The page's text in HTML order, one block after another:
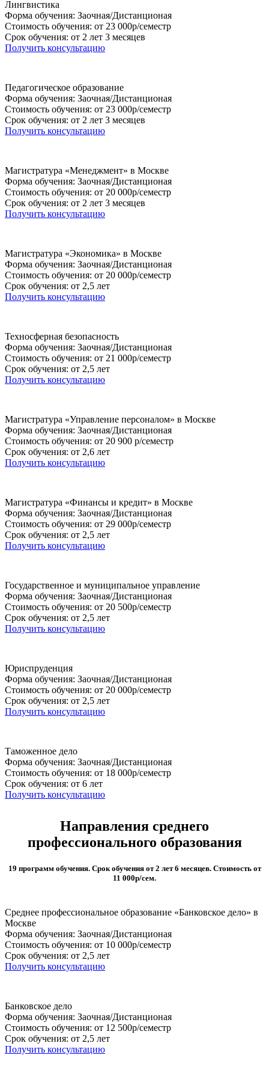
Лингвистика
Форма обучения: Заочная/Дистанционая
Стоимость обучения: от 23 000р/семестр
Срок обучения: от 2 лет 3 месяцев
Получить консультацию
Педагогическое образование
Форма обучения: Заочная/Дистанционая
Стоимость обучения: от 23 000р/семестр
Срок обучения: от 2 лет 3 месяцев
Получить консультацию
Магистратура «Менеджмент» в Москве
Форма обучения: Заочная/Дистанционая
Стоимость обучения: от 20 000р/семестр
Срок обучения: от 2 лет 3 месяцев
Получить консультацию
Магистратура «Экономика» в Москве
Форма обучения: Заочная/Дистанционая
Стоимость обучения: от 20 000р/семестр
Срок обучения: от 2,5 лет
Получить консультацию
Техносферная безопасность
Форма обучения: Заочная/Дистанционая
Стоимость обучения: от 21 000р/семестр
Срок обучения: от 2,5 лет
Получить консультацию
Магистратура «Управление персоналом» в Москве
Форма обучения: Заочная/Дистанционая
Стоимость обучения: от 20 900 р/семестр
Срок обучения: от 2,6 лет
Получить консультацию
Магистратура «Финансы и кредит» в Москве
Форма обучения: Заочная/Дистанционая
Стоимость обучения: от 29 000р/семестр
Срок обучения: от 2,5 лет
Получить консультацию
Государственное и муниципальное управление
Форма обучения: Заочная/Дистанционая
Стоимость обучения: от 20 500р/семестр
Срок обучения: от 2,5 лет
Получить консультацию
Юриспруденция
Форма обучения: Заочная/Дистанционая
Стоимость обучения: от 20 000р/семестр
Срок обучения: от 2,5 лет
Получить консультацию
Таможенное дело
Форма обучения: Заочная/Дистанционая
Стоимость обучения: от 18 000р/семестр
Срок обучения: от 6 лет
Получить консультацию
Направления среднего
профессионального образования
19 программ обучения. Срок обучения от 2 лет 6 месяцев. Стоимость от
11 000р/сем.
Среднее профессиональное образование «Банковское дело» в
Москве
Форма обучения: Заочная/Дистанционая
Стоимость обучения: от 10 000р/семестр
Срок обучения: от 2,5 лет
Получить консультацию
Банковское дело
Форма обучения: Заочная/Дистанционая
Стоимость обучения: от 12 500р/семестр
Срок обучения: от 2,5 лет
Получить консультацию